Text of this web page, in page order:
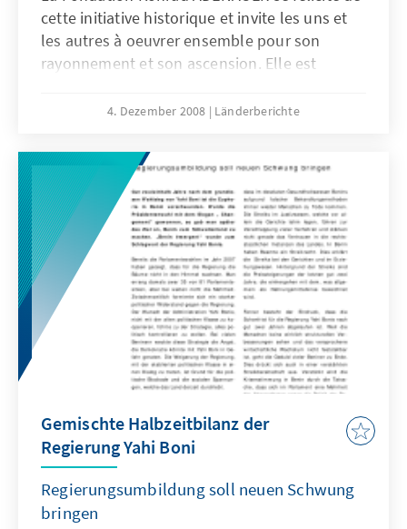
cette initiative historique et invite les uns et
les autres à oeuvrer ensemble pour son
rayonnement et son ascension. Elle est
dévouement des participantes qui ont fait
par la même occasion à une association des
femmes, élues locales de la sous région ouest
africaine.
4. Dezember 2008 Länderberichte
Gemischte Halbzeitbilanz der
Regierung Yahi Boni
Regierungsumbildung soll neuen Schwung
bringen